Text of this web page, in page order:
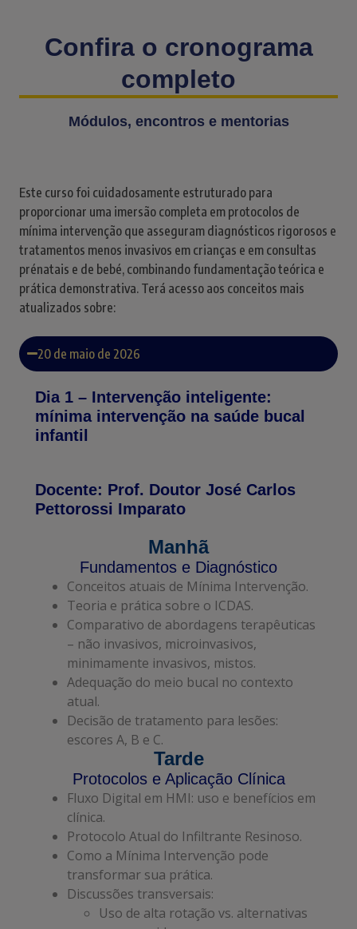
Confira o cronograma
completo
Módulos, encontros e mentorias
Este curso foi cuidadosamente estruturado para
proporcionar uma imersão completa em protocolos de
mínima intervenção que asseguram diagnósticos rigorosos e
tratamentos menos invasivos em crianças e em consultas
prénatais e de bebé, combinando fundamentação teórica e
prática demonstrativa. Terá acesso aos conceitos mais
atualizados sobre:
20 de maio de 2026
Dia 1 – Intervenção inteligente:
mínima intervenção na saúde bucal
infantil
Docente: Prof. Doutor José Carlos
Pettorossi Imparato
Manhã
Fundamentos e Diagnóstico
Conceitos atuais de Mínima Intervenção.
Teoria e prática sobre o ICDAS.
Comparativo de abordagens terapêuticas
– não invasivos, microinvasivos,
minimamente invasivos, mistos.
Adequação do meio bucal no contexto
atual.
Decisão de tratamento para lesões:
escores A, B e C.
Tarde
Protocolos e Aplicação Clínica
Fluxo Digital em HMI: uso e benefícios em
clínica.
Protocolo Atual do Infiltrante Resinoso.
Como a Mínima Intervenção pode
transformar sua prática.
Discussões transversais:
Uso de alta rotação vs. alternativas